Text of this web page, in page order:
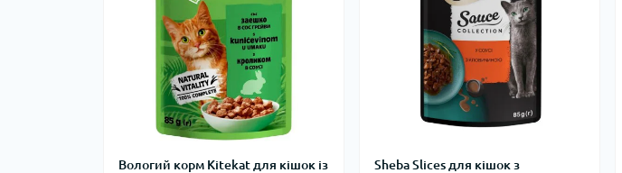
Вологий корм Kitekat для кішок із
Sheba Slices для кішок з